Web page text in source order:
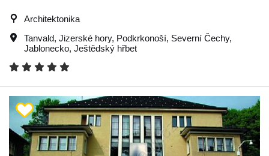
Architektonika
Tanvald, Jizerské hory, Podkrkonoší, Severní Čechy,
Jablonecko, Ještědský hřbet